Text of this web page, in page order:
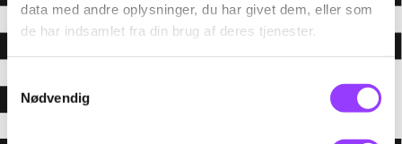
data med andre oplysninger, du har givet dem, eller som
de har indsamlet fra din brug af deres tjenester.
Nødvendig